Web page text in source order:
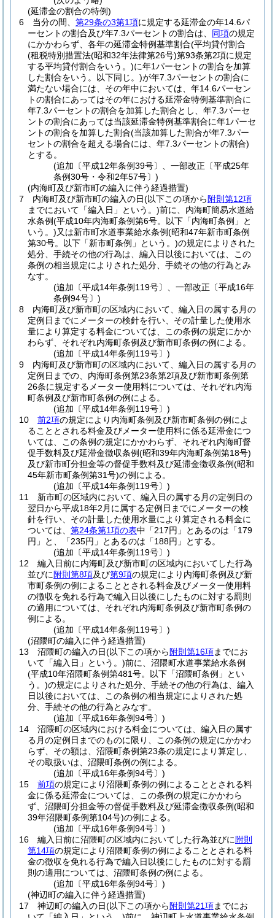
(延滞金の割合の特例)
6
当分の間、 第29条の3第1項に規定する延滞金の年14.6パ
ーセントの割合及び年7.3パーセントの割合は、 同項の規定
にかかわらず、各年の延滞金特例基準割合(平均貸付割合
(租税特別措置法(昭和32年法律第26号)第93条第2項に規定
する平均貸付割合をいう。)に年1パーセントの割合を加算
した割合をいう。以下同じ。)が年7.3パーセントの割合に
満たない場合には、その年中においては、年14.6パーセン
トの割合にあってはその年における延滞金特例基準割合に
年7.3パーセントの割合を加算した割合とし、年7.3パーセ
ントの割合にあっては当該延滞金特例基準割合に年1パーセ
ントの割合を加算した割合(当該加算した割合が年7.3パー
セントの割合を超える場合には、年7.3パーセントの割合)
とする。
(追加〔平成12年条例39号〕、一部改正〔平成25年
条例30号・令和2年57号〕)
(内海町及び新市町の編入に伴う経過措置)
7
内海町及び新市町の編入の日(以下この項から 附則第12項
までにおいて「編入日」という。)前に、内海町簡易水道給
水条例(平成10年内海町条例第6号。以下「内海町条例」と
いう。)又は新市町水道事業給水条例(昭和47年新市町条例
第30号。以下「新市町条例」という。)の規定によりされた
処分、手続その他の行為は、編入日以後においては、この
条例の相当規定によりされた処分、手続その他の行為とみ
なす。
(追加〔平成14年条例119号〕、一部改正〔平成16年
条例94号〕)
8
内海町及び新市町の区域内において、編入日の属する月の
定例日までにメーターの検針を行い、その計量した使用水
量により算定する料金については、この条例の規定にかか
わらず、それぞれ内海町条例及び新市町条例の例による。
(追加〔平成14年条例119号〕)
9
内海町及び新市町の区域内において、編入日の属する月の
定例日までの、内海町条例第23条第2項及び新市町条例第
26条に規定するメーター使用料については、それぞれ内海
町条例及び新市町条例の例による。
(追加〔平成14年条例119号〕)
10
前2項の規定により内海町条例及び新市町条例の例によ
ることとされる料金及びメーター使用料に係る延滞金につ
いては、この条例の規定にかかわらず、それぞれ内海町督
促手数料及び延滞金徴収条例(昭和39年内海町条例第18号)
及び新市町分担金等の督促手数料及び延滞金徴収条例(昭和
45年新市町条例第31号)の例による。
(追加〔平成14年条例119号〕)
11
新市町の区域内において、編入日の属する月の定例日の
翌日から平成18年2月に属する定例日までにメーターの検
針を行い、その計量した使用水量により算定される料金に
ついては、 第24条第1項の表中「217円」とあるのは「179
円」と、「235円」とあるのは「188円」とする。
(追加〔平成14年条例119号〕)
12
編入日前に内海町及び新市町の区域内においてした行為
並びに 附則第8項及び第9項の規定により内海町条例及び新
市町条例の例によることとされる料金及びメーター使用料
の徴収を免れる行為で編入日以後にしたものに対する罰則
の適用については、それぞれ内海町条例及び新市町条例の
例による。
(追加〔平成14年条例119号〕)
(沼隈町の編入に伴う経過措置)
13
沼隈町の編入の日(以下この項から 附則第16項までにお
いて「編入日」という。)前に、沼隈町水道事業給水条例
(平成10年沼隈町条例第481号。以下「沼隈町条例」とい
う。)の規定によりされた処分、手続その他の行為は、編入
日以後においては、この条例の相当規定によりされた処
分、手続その他の行為とみなす。
(追加〔平成16年条例94号〕)
14
沼隈町の区域内における料金については、編入日の属す
る月の定例日までのものに限り、この条例の規定にかかわ
らず、その額は、沼隈町条例第23条の規定により算定し、
その取扱いは、沼隈町条例の例による。
(追加〔平成16年条例94号〕)
15
前項の規定により沼隈町条例の例によることとされる料
金に係る延滞金については、この条例の規定にかかわら
ず、沼隈町分担金等の督促手数料及び延滞金徴収条例(昭和
39年沼隈町条例第104号)の例による。
(追加〔平成16年条例94号〕)
16
編入日前に沼隈町の区域内においてした行為並びに 附則
第14項の規定により沼隈町条例の例によることとされる料
金の徴収を免れる行為で編入日以後にしたものに対する罰
則の適用については、沼隈町条例の例による。
(追加〔平成16年条例94号〕)
(神辺町の編入に伴う経過措置)
17
神辺町の編入の日(以下この項から 附則第21項までにお